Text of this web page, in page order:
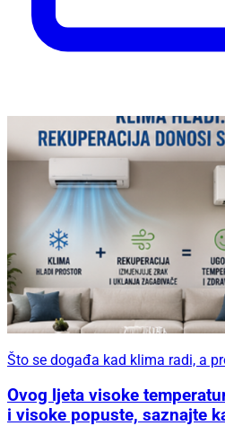
Što se događa kad klima radi, a
Ovog ljeta visoke
i visoke popuste, saznajte